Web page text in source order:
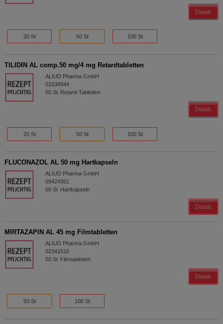
Details
20 St 50 St 100 St
TILIDIN AL comp.50 mg/4 mg Retardtabletten
ALIUD Pharma GmbH
01038944
50 St Retard-Tabletten
Details
20 St 50 St 100 St
FLUCONAZOL AL 50 mg Hartkapseln
ALIUD Pharma GmbH
09424351
50 St Hartkapseln
Details
MIRTAZAPIN AL 45 mg Filmtabletten
ALIUD Pharma GmbH
02341515
50 St Filmtabletten
Details
50 St 100 St